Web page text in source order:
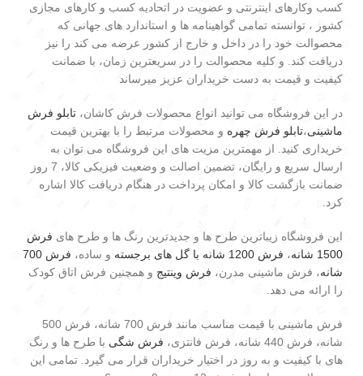
کسب وکارهای اینترنتی و عضویت در اتحادیه کسب و کارهای مجازی
کشور ، توانسته تمامی گواهینامه ها و استاندارد های جهانی که
محصوالت خود را در داخل و خارج از کشور عرضه می کند را نیز
دریافت کند. و کلیه محصوالت را در سریعترین زمان، با ضمانت
کیفیت و قیمت به دست خریداران عزیز میرساند
در این فروشگاه می توانید انواع محصولات فرش کاشان، تابلو فرش
ماشینی،تابلو فرش چهره و محصولات مرتبط را با بهترین قیمت
خریداری کنید. از مهمترین مزیت های این فروشگاه می توان به
ارسال سریع و رایگان، تضمین اصالت و وضعیت فیزیکی کالا، 7 روز
ضمانت بازگشت کالا و امکان پرداخت در هنگام دریافت کالا اشاره
کرد.
این فروشگاه زیباترین طرح ها و جدیدترین رنگ ها و طرح های فرش
1500 شانه
، فرش 1200 شانه با گل های برجسته و ساده،
فرش 700
شانه، فرش ماشینی مدرن، فرش وینتیج و همچنین فرش اتاق کودک
را ارائه می دهد.
فرش ماشینی با قیمت مناسب مانند فرش 700 شانه، فرش 500
شانه، فرش 440 شانه، فرش فانتزی،
فرش شگی با طرح ها و رنگ
های با کیفیت و به روز در اختیار خریداران قرار می گیرد. تمامی این